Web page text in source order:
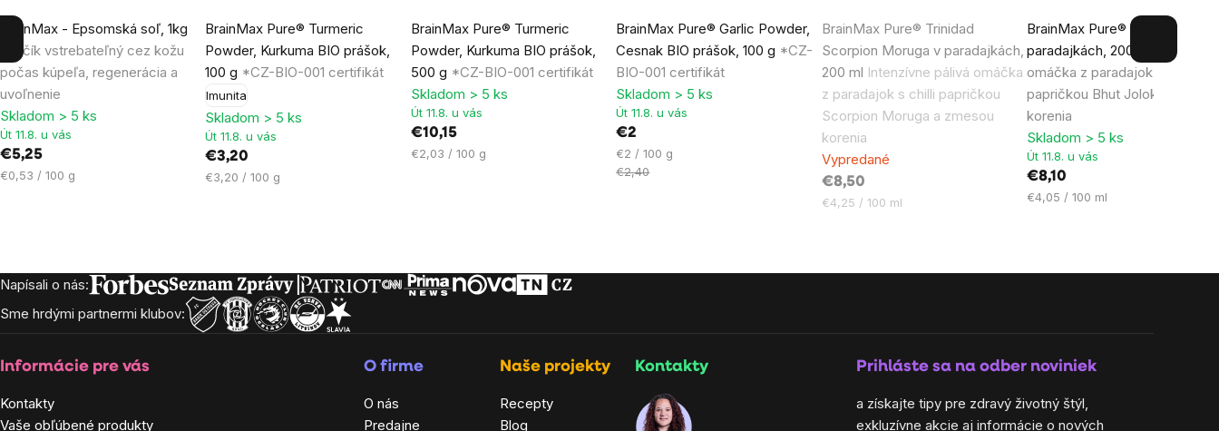
BrainMax - Epsomská soľ, 1kg
Horčík vstrebateľný cez kožu
počas kúpeľa, regenerácia a
uvoľnenie
Priemerné
hodnotenie
produktu
je
4,3
z
5
hviezdičiek.
Skladom > 5 ks
Út 11.8. u vás
€5,25
Jednotková
€0,53 / 100 g
BrainMax Pure® Turmeric
Powder, Kurkuma BIO prášok,
100 g *CZ-BIO-001 certifikát
Imunita
hodnotenie
produktu
je
5,0
z
5
hviezdičiek.
Skladom > 5 ks
Út 11.8. u vás
€3,20
Jednotková
€3,20 / 100 g
BrainMax Pure® Turmeric
Powder, Kurkuma BIO prášok,
500 g *CZ-BIO-001 certifikát
hodnotenie
produktu
je
5,0
z
Skladom > 5 ks
Út 11.8. u vás
€10,15
Jednotková
€2,03 / 100 g
BrainMax Pure® Garlic Powder,
Cesnak BIO prášok, 100 g *CZ-
BIO-001 certifikát
hodnotenie
produktu
je
5,0
z
hviezdičiek.
Skladom > 5 ks
Út 11.8. u vás
€2
Jednotková
cena:
€2 / 100 g
€2,40
BrainMax Pure® Trinidad
Scorpion Moruga v paradajkách,
200 ml Intenzívne pálivá omáčka
z paradajok s chilli papričkou
Scorpion Moruga a zmesou
korenia
Vypredané
€8,50
Jednotková
€4,25 / 100 ml
BrainMax Pure® Bhut Jolokia v
paradajkách, 200 ml
Pálivá
omáčka z paradajok s chilli
papričkou Bhut Jolokia a
korenia
hodnotenie
produktu
je
5,0
z
5
hviezdičiek.
Skladom > 5 ks
Út 11.8. u vás
€8,10
Jednotková
€4,05 / 100 ml
Zápätie
Napísali o nás:
Sme hrdými partnermi klubov:
Informácie pre vás
Kontakty
Vaše obľúbené produkty
O firme
O nás
Predajne
Naše projekty
Recepty
Blog
Kontakty Prihláste sa na odber noviniek
a získajte tipy pre zdravý životný štýl,
exkluzívne akcie aj informácie o nových